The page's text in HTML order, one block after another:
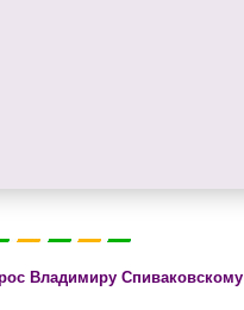
Владимиру Спиваковскому